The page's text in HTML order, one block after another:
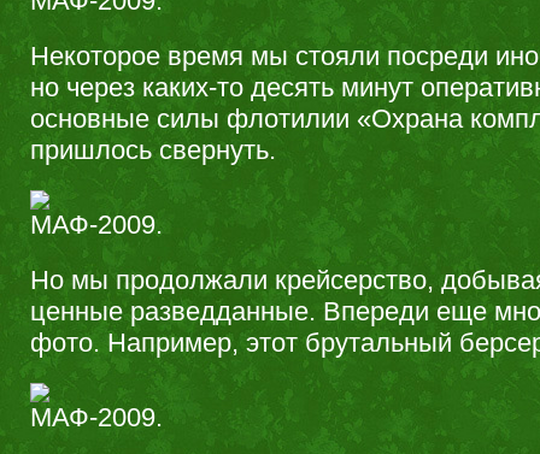
Некоторое время мы стояли посреди
но через каких-то десять минут
основные силы флотилии «Охрана
пришлось свернуть.
Но мы продолжали крейсерство,
ценные разведданные. Впереди еще
фото. Например, этот брутальный